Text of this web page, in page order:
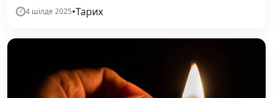
4 шілде 2025•Тарих